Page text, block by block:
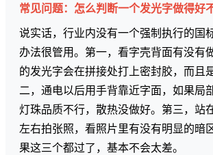
常见问题：怎么判断一个发光字做得好
说实话，行业内没有一个强制执行的国
办法很管用。第一，看字壳背面有没有
的发光字会在拼接处打上密封胶，而且
二，通电以后用手背靠近字面，如果局
灯珠品质不行，散热没做好。第三，站
左右拍张照，看照片里有没有明显的暗
果这三个都过了，基本不会太差。